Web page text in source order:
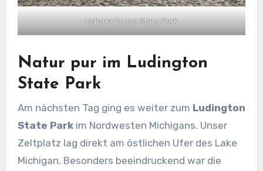
Indiana Dunes State Park
Natur pur im Ludington
State Park
Am nächsten Tag ging es weiter zum Ludington
State Parkim Nordwesten Michigans. Unser
Zeltplatz lag direkt am östlichen Ufer des Lake
Michigan. Besonders beeindruckend war die